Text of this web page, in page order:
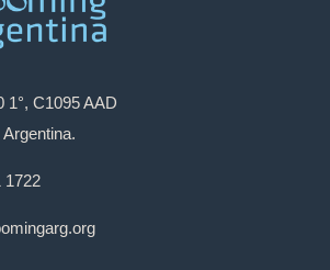
1°, C1095 AAD
1722